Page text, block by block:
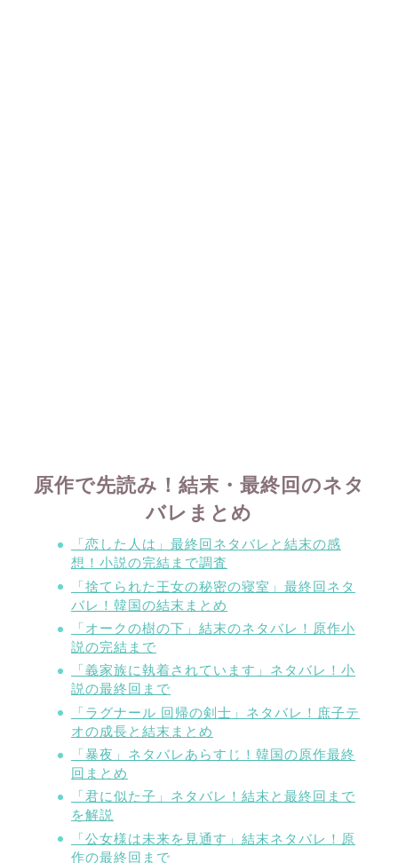
原作で先読み！結末・最終回のネタ
バレまとめ
「恋した人は」最終回ネタバレと結末の感
想！小説の完結まで調査
「捨てられた王女の秘密の寝室」最終回ネタ
バレ！韓国の結末まとめ
「オークの樹の下」結末のネタバレ！原作小
説の完結まで
「義家族に執着されています」ネタバレ！小
説の最終回まで
「ラグナール 回帰の剣士」ネタバレ！庶子テ
オの成長と結末まとめ
「暴夜」ネタバレあらすじ！韓国の原作最終
回まとめ
「君に似た子」ネタバレ！結末と最終回まで
を解説
「公女様は未来を見通す」結末ネタバレ！原
作の最終回まで